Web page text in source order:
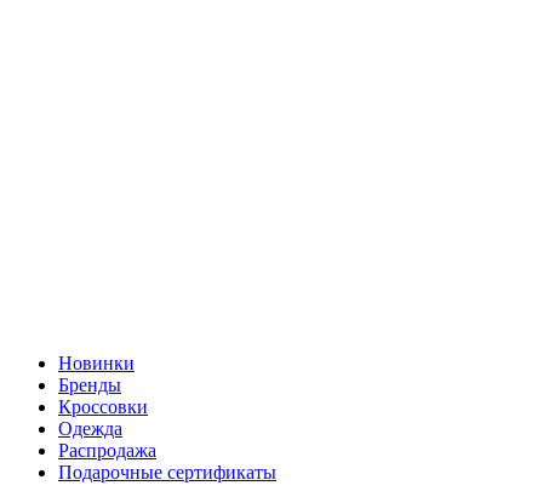
Новинки
Бренды
Кроссовки
Одежда
Распродажа
Подарочные сертификаты